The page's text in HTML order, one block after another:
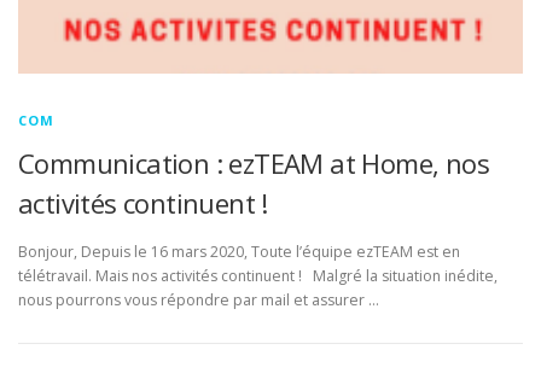
COM
Communication : ezTEAM at Home, nos
activités continuent !
Bonjour, Depuis le 16 mars 2020, Toute l’équipe ezTEAM est en
télétravail. Mais nos activités continuent ! Malgré la situation inédite,
nous pourrons vous répondre par mail et assurer …